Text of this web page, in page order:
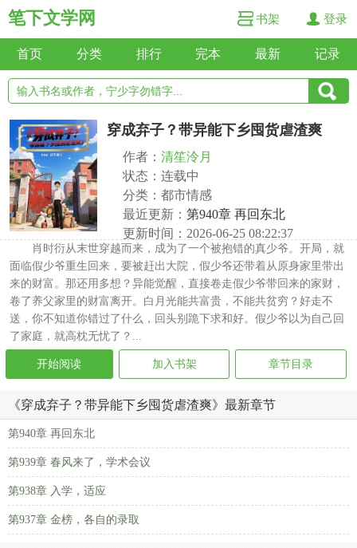
笔下文学网 书架 登录
首页 分类 排行 完本 最新 记录
穿成弃子？带异能下乡囤货虐渣爽
作者： 清笙泠月
状态：连载中
分类：都市情感
最近更新： 第940章 再回东北
更新时间：2026-06-25 08:22:37
肖时衍从末世穿越而来，成为了一个被抱错的真少爷。开局，就
面临假少爷重生回来，要被赶出大院，假少爷还带着从原身家里带出
来的财富。那还用多想？异能觉醒，直接卷走假少爷带回来的家财，
卷了养父家里的财富离开。白月光能共富贵，不能共贫穷？好走不
送，你不知道你错过了什么，回头别跪下求和好。假少爷以为自己回
了家庭，就高枕无忧了？...
开始阅读 加入书架 章节目录
《穿成弃子？带异能下乡囤货虐渣爽》最新章节
第940章 再回东北
第939章 春风来了，学术会议
第938章 入学，适应
第937章 金榜，各自的录取